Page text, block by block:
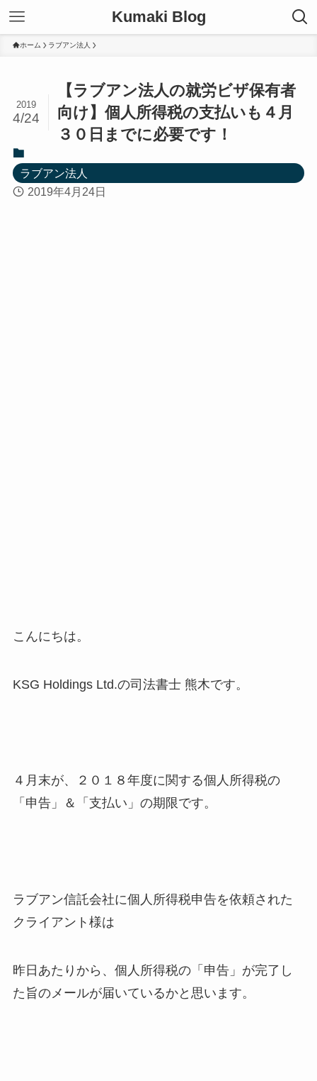
Kumaki Blog
ホーム ラブアン法人
【ラブアン法人の就労ビザ保有者
向け】個人所得税の支払いも４月
３０日までに必要です！
2019
4/24
ラブアン法人
2019年4月24日
こんにちは。
KSG Holdings Ltd.の司法書士 熊木です。
４月末が、２０１８年度に関する個人所得税の
「申告」＆「支払い」の期限です。
ラブアン信託会社に個人所得税申告を依頼された
クライアント様は
昨日あたりから、個人所得税の「申告」が完了し
た旨のメールが届いているかと思います。